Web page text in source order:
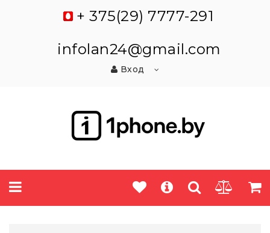
+ 375(29) 7777-291
infolan24@gmail.com
Вход